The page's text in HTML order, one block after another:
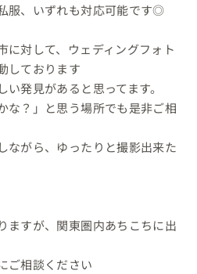
服、いずれも対応可能です◎
に対して、ウェディングフォト
しております
発見があると思ってます。
な？」と思う場所でも是非ご相
ながら、ゆったりと撮影出来た
ますが、関東圏内あちこちに出
ご相談ください